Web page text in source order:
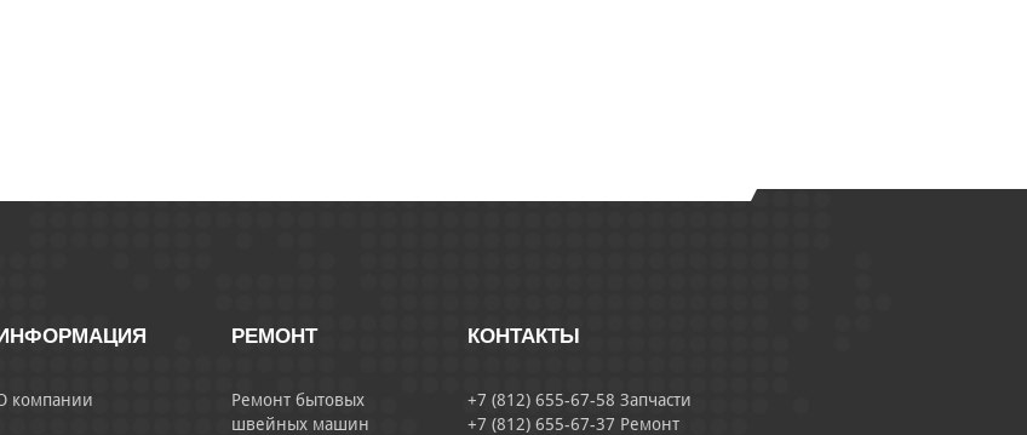
компании
РЕМОНТ
Ремонт бытовых
швейных машин
КОНТАКТЫ
+7 (812) 655-67-58 Запчасти
+7 (812) 655-67-37 Ремонт